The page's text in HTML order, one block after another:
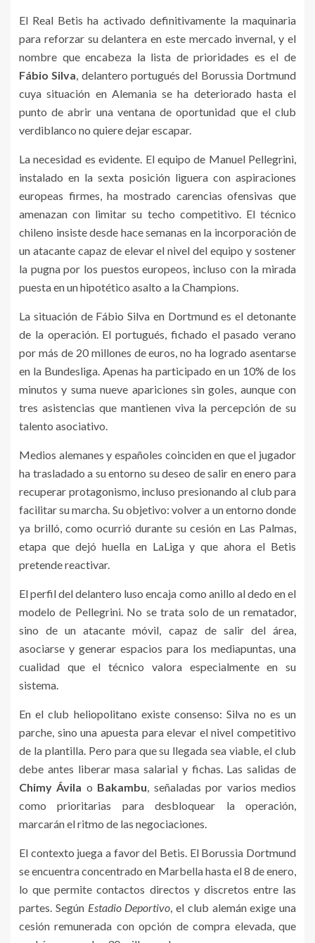
El Real Betis ha activado definitivamente la maquinaria
para reforzar su delantera en este mercado invernal, y el
nombre que encabeza la lista de prioridades es el de
Fábio Silva, delantero portugués del Borussia Dortmund
cuya situación en Alemania se ha deteriorado hasta el
punto de abrir una ventana de oportunidad que el club
verdiblanco no quiere dejar escapar.
La necesidad es evidente. El equipo de Manuel Pellegrini,
instalado en la sexta posición liguera con aspiraciones
europeas firmes, ha mostrado carencias ofensivas que
amenazan con limitar su techo competitivo. El técnico
chileno insiste desde hace semanas en la incorporación de
un atacante capaz de elevar el nivel del equipo y sostener
la pugna por los puestos europeos, incluso con la mirada
puesta en un hipotético asalto a la Champions.
La situación de Fábio Silva en Dortmund es el detonante
de la operación. El portugués, fichado el pasado verano
por más de 20 millones de euros, no ha logrado asentarse
en la Bundesliga. Apenas ha participado en un 10% de los
minutos y suma nueve apariciones sin goles, aunque con
tres asistencias que mantienen viva la percepción de su
talento asociativo.
Medios alemanes y españoles coinciden en que el jugador
ha trasladado a su entorno su deseo de salir en enero para
recuperar protagonismo, incluso presionando al club para
facilitar su marcha. Su objetivo: volver a un entorno donde
ya brilló, como ocurrió durante su cesión en Las Palmas,
etapa que dejó huella en LaLiga y que ahora el Betis
pretende reactivar.
El perfil del delantero luso encaja como anillo al dedo en el
modelo de Pellegrini. No se trata solo de un rematador,
sino de un atacante móvil, capaz de salir del área,
asociarse y generar espacios para los mediapuntas, una
cualidad que el técnico valora especialmente en su
sistema.
En el club heliopolitano existe consenso: Silva no es un
parche, sino una apuesta para elevar el nivel competitivo
de la plantilla. Pero para que su llegada sea viable, el club
debe antes liberar masa salarial y fichas. Las salidas de
Chimy Ávila o Bakambu, señaladas por varios medios
como prioritarias para desbloquear la operación,
marcarán el ritmo de las negociaciones.
El contexto juega a favor del Betis. El Borussia Dortmund
se encuentra concentrado en Marbella hasta el 8 de enero,
lo que permite contactos directos y discretos entre las
partes. Según Estadio Deportivo, el club alemán exige una
cesión remunerada con opción de compra elevada, que